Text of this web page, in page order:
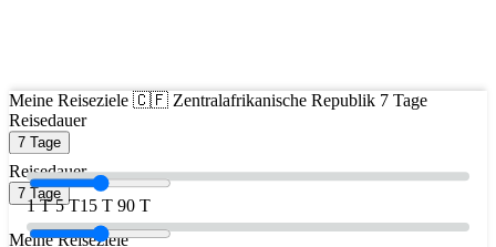
Meine Reiseziele 🇨🇫 Zentralafrikanische Republik 7 Tage
Reisedauer
7 Tage
1 T 5 T15 T 90 T
Meine Reiseziele
Reisedauer
7 Tage